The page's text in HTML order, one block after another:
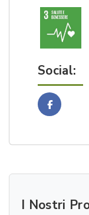
Social:
Facebook
I Nostri